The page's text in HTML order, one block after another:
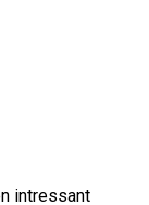
intressant